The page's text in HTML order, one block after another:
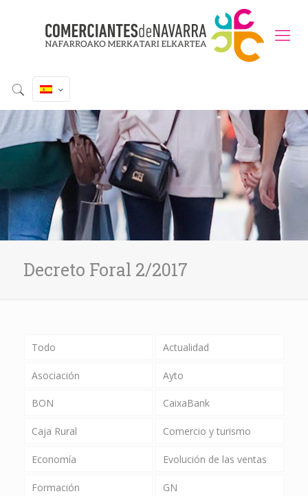
Decreto Foral 2/2017
Todo Actualidad
Asociación Ayto
BON CaixaBank
Caja Rural Comercio y turismo
Economía Evolución de las ventas
Formación GN